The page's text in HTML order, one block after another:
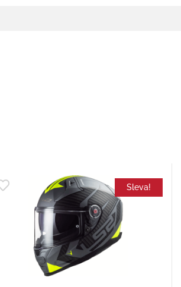
Sleva!